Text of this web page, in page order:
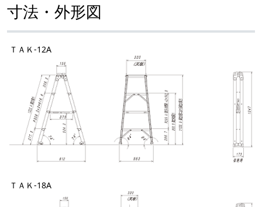
寸法・外形図
ＴＡＫ-12A
ＴＡＫ-18A